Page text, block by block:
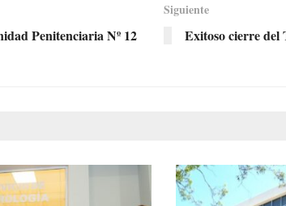
Penitenciaria Nº 12
Siguiente
Exitoso cierre del